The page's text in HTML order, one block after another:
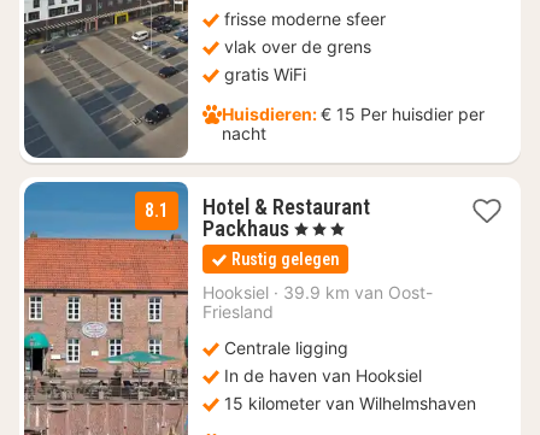
frisse moderne sfeer
vlak over de grens
gratis WiFi
Huisdieren:€ 15 Per huisdier per
nacht
8.1
Hotel & Restaurant
Packhaus1
nacht
vanaf
€
, 3 Sterren
Rustig gelegen
Hooksiel · 39.9 km van Oost-
Friesland
Centrale ligging
In de haven van Hooksiel
15 kilometer van Wilhelmshaven